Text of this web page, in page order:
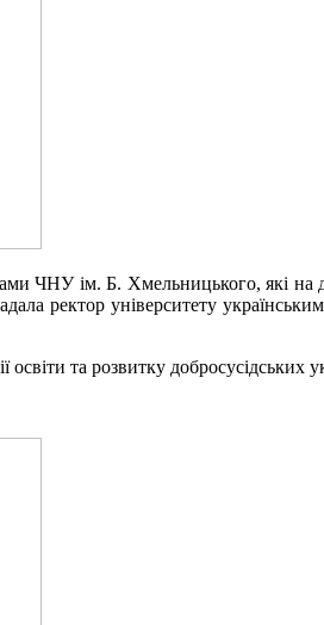
ЧНУ ім. Б. Хмельницького, які
ректор університету
та розвитку добросусідських